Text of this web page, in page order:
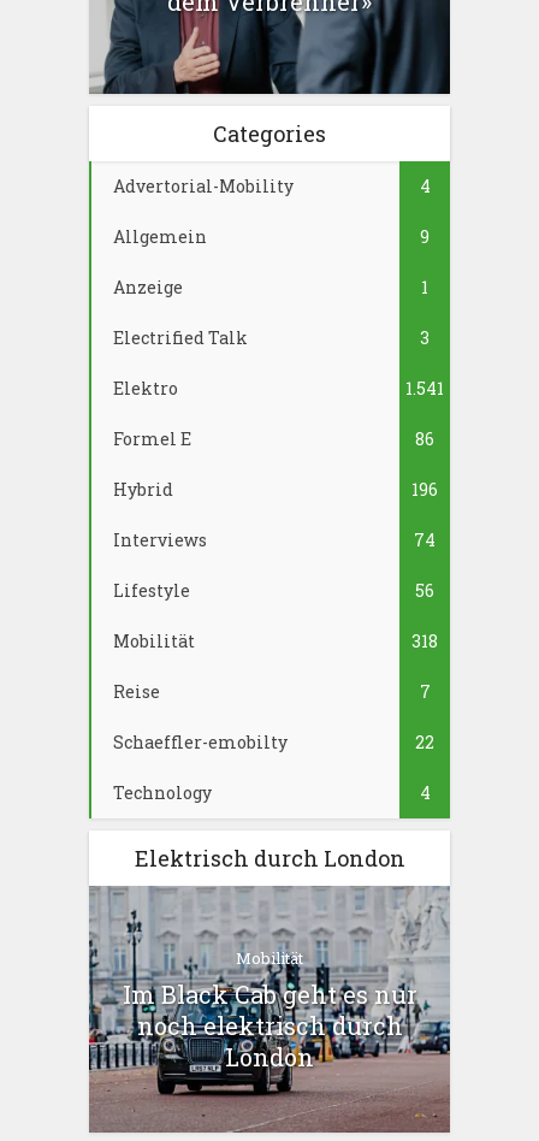
Categories
Advertorial-Mobility 4
Allgemein 9
Anzeige 1
Electrified Talk 3
Elektro 1.541
Formel E 86
Hybrid 196
Interviews 74
Lifestyle 56
Mobilität 318
Reise 7
Schaeffler-emobilty 22
Technology 4
Elektrisch durch London
Mobilität
Im Black Cab geht es nur
noch elektrisch durch
London